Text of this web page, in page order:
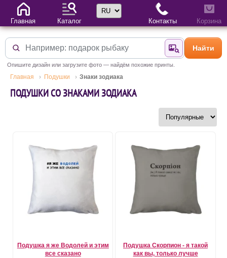
Найти поНайти
Опишите дизайн или загрузите фото — найдём похожие принты.
Главная Подушки Знаки зодиака
ПОДУШКИ СО ЗНАКАМИ ЗОДИАКА
Подушка я же Водолей и этим
все сказано
Подушка Скорпион - я такой
как вы, только лучше
Главная Каталог
Выбор языка
Контакты Корзина